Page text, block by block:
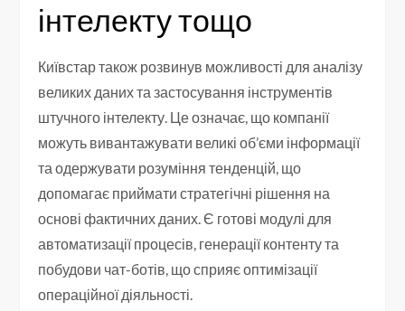
інтелекту тощо
Київстар також розвинув можливості для аналізу
великих даних та застосування інструментів
штучного інтелекту. Це означає, що компанії
можуть вивантажувати великі об’єми інформації
та одержувати розуміння тенденцій, що
допомагає приймати стратегічні рішення на
основі фактичних даних. Є готові модулі для
автоматизації процесів, генерації контенту та
побудови чат-ботів, що сприяє оптимізації
операційної діяльності.